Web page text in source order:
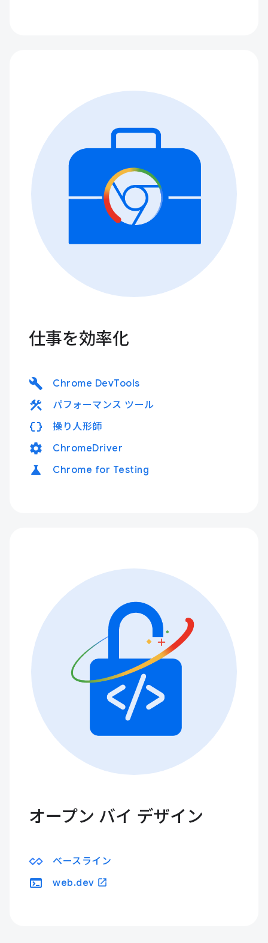
仕事を効率化
build Chrome DevTools
construction パフォーマンス ツール
data_object 操り人形師
settings ChromeDriver
science Chrome for Testing
オープン バイ デザイン
ベースライン
terminal web.dev open_in_new